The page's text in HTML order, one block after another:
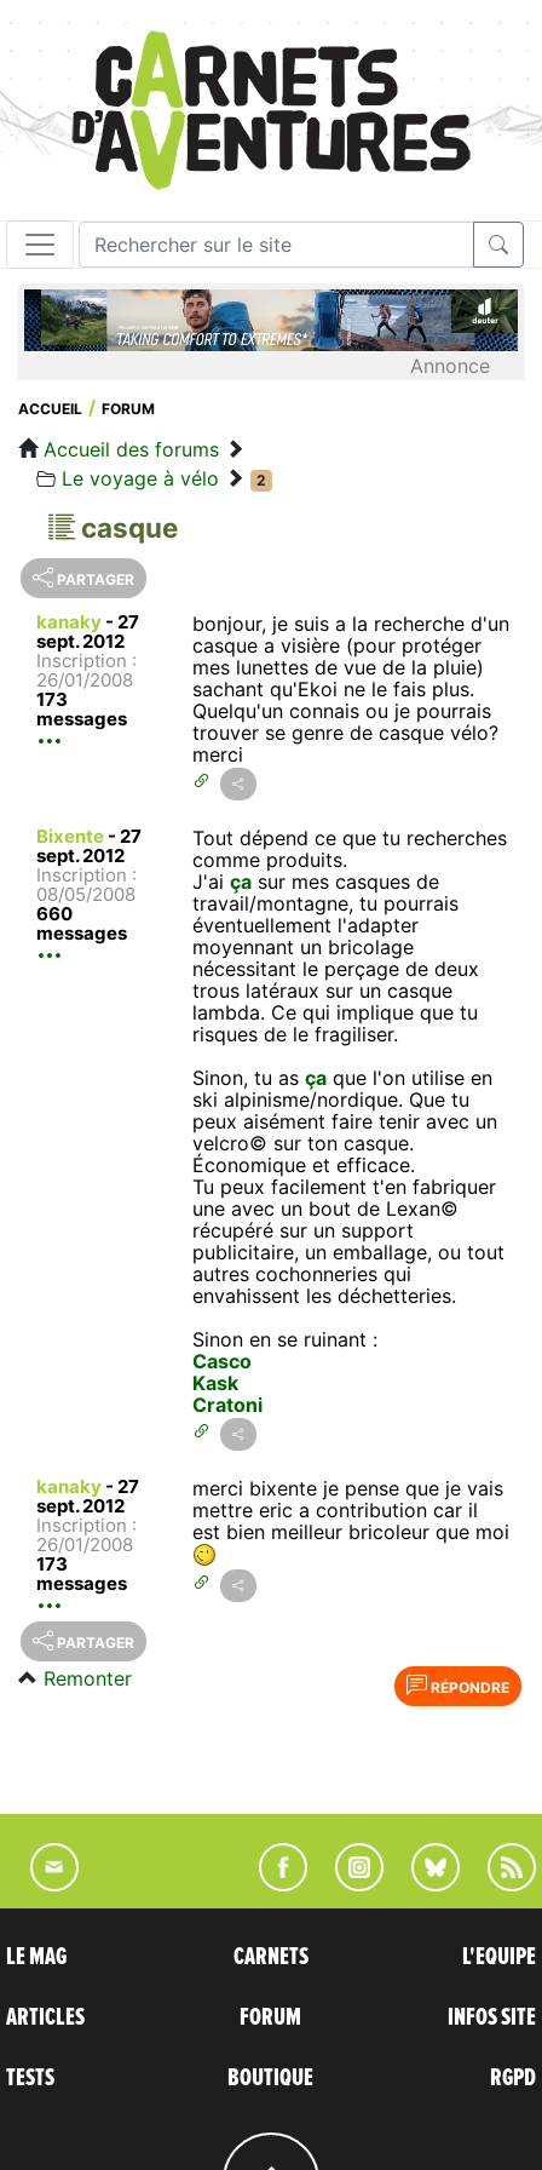
Annonce
ACCUEIL FORUM
Accueil des forums
Le voyage à vélo
2
casque
PARTAGER
kanaky - 27
sept. 2012
Inscription :
26/01/2008
173
messages
bonjour, je suis a la recherche d'un
casque a visière (pour protéger
mes lunettes de vue de la pluie)
sachant qu'Ekoi ne le fais plus.
Quelqu'un connais ou je pourrais
trouver se genre de casque vélo?
merci
Bixente - 27
sept. 2012
Inscription :
08/05/2008
660
messages
Tout dépend ce que tu recherches
comme produits.
J'aiça sur mes casques de
travail/montagne, tu pourrais
éventuellement l'adapter
moyennant un bricolage
nécessitant le perçage de deux
trous latéraux sur un casque
lambda. Ce qui implique que tu
risques de le fragiliser.
Sinon, tu asça que l'on utilise en
ski alpinisme/nordique. Que tu
peux aisément faire tenir avec un
velcro© sur ton casque.
Économique et efficace.
Tu peux facilement t'en fabriquer
une avec un bout de Lexan©
récupéré sur un support
publicitaire, un emballage, ou tout
autres cochonneries qui
envahissent les déchetteries.
Sinon en se ruinant :
Casco
Kask
Cratoni
kanaky - 27
sept. 2012
Inscription :
26/01/2008
173
messages
merci bixente je pense que je vais
mettre eric a contribution car il
est bien meilleur bricoleur que moi
PARTAGER
RÉPONDRE
Remonter
LE MAG
ARTICLES
TESTS
CARNETS
FORUM
BOUTIQUE
L'EQUIPE
INFOS SITE
RGPD